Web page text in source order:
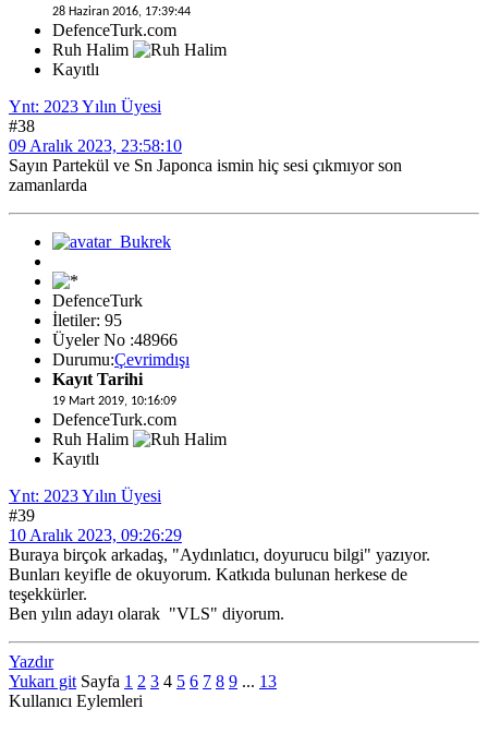
28 Haziran 2016, 17:39:44
DefenceTurk.com
Ruh Halim
Kayıtlı
Ynt: 2023 Yılın Üyesi
#38
09 Aralık 2023, 23:58:10
Sayın Partekül ve Sn Japonca ismin hiç sesi çıkmıyor son
zamanlarda
DefenceTurk
İletiler: 95
Üyeler No :48966
Durumu:Çevrimdışı
Kayıt Tarihi
19 Mart 2019, 10:16:09
DefenceTurk.com
Ruh Halim
Kayıtlı
Ynt: 2023 Yılın Üyesi
#39
10 Aralık 2023, 09:26:29
Buraya birçok arkadaş, "Aydınlatıcı, doyurucu bilgi" yazıyor.
Bunları keyifle de okuyorum. Katkıda bulunan herkese de
teşekkürler.
Ben yılın adayı olarak "VLS" diyorum.
Yazdır
Yukarı git Sayfa 1 2 3 4 5 6 7 8 9 ... 13
Kullanıcı Eylemleri